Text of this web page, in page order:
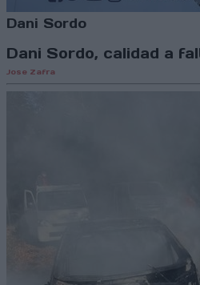
Dani Sordo
Dani Sordo, calidad a
Jose Zafra